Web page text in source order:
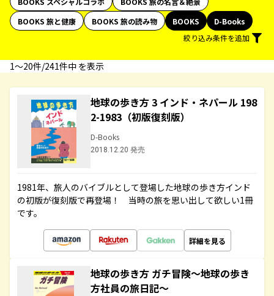
BOOKS 旅と健康
BOOKS 旅の読み物 BOOKS
D-Books
絞り込み条件を追加
1〜20件/241件中 を表示
地球の歩き方 3 インド・ネパール 198
2-1983（初版復刻版）
D-Books
2018.12.20 発売
1981年、旅人のバイブルとして登場した地球の歩き方インド
の初版が復刻版で再登場！ 当時の旅を思い出して欲しい1冊
です。
詳細を見る
地球の歩き方 ガチ冒険～地球の歩き
方社員の旅日記～